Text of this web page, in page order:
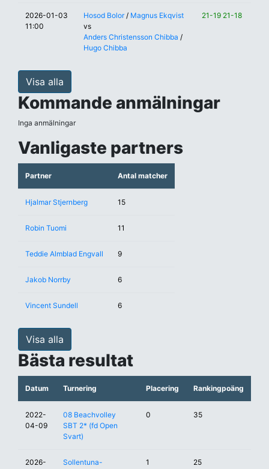
2026-01-03
11:00
Hosod Bolor/ Magnus Ekqvist
vs
Anders Christensson Chibba /
Hugo Chibba
21-19 21-18
Visa alla
Kommande anmälningar
Inga anmälningar
Vanligaste partners
Partner Antal matcher
Hjalmar Stjernberg 15
Robin Tuomi 11
Teddie Almblad Engvall 9
Jakob Norrby 6
Vincent Sundell 6
Visa alla
Bästa resultat
Datum Turnering Placering Rankingpoäng
2022-
04-09
08 Beachvolley
SBT 2* (fd Open
Svart)
0 35
2026-
Sollentuna-
1 25